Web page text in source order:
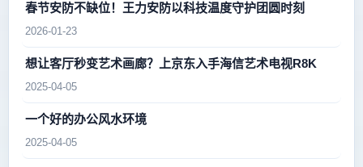
春节安防不缺位！王力安防以科技温度守护团圆时刻
2026-01-23
想让客厅秒变艺术画廊？上京东入手海信艺术电视R8K
2025-04-05
一个好的办公风水环境
2025-04-05